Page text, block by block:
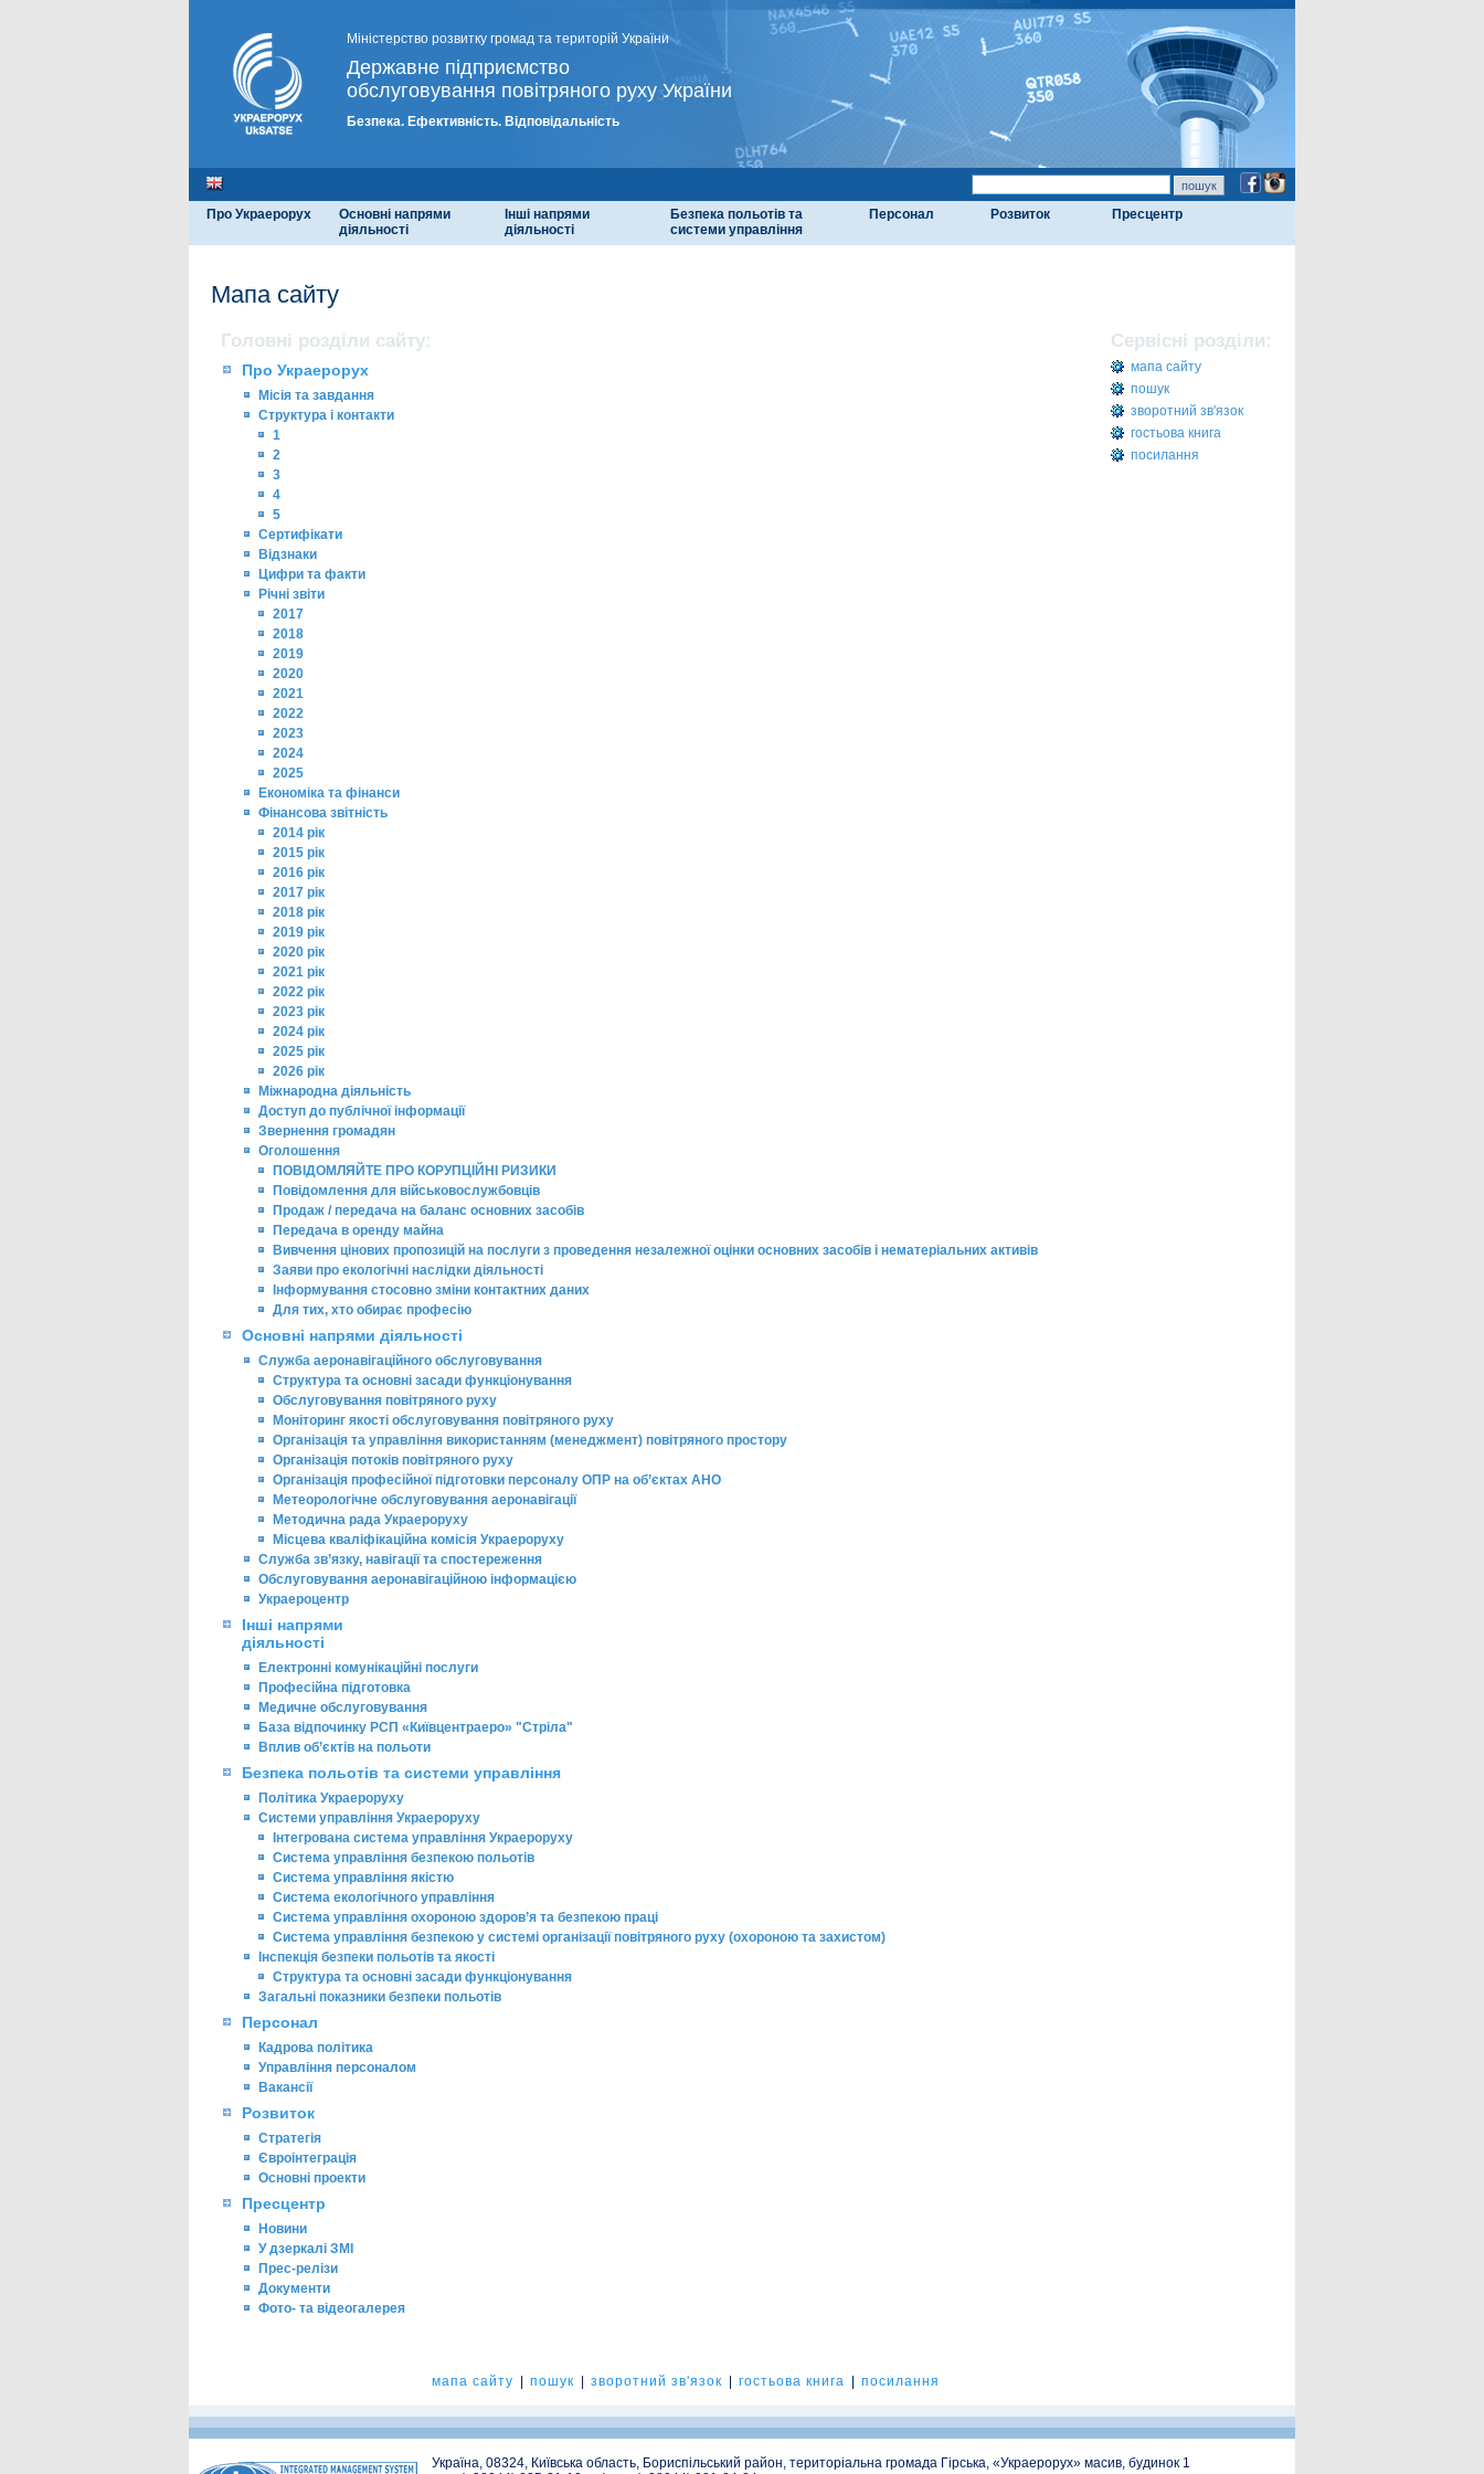
Міністерство розвитку громад та територій України
Державне підприємство
обслуговування повітряного руху України
Безпека. Ефективність. Відповідальність
Про Украерорух
Основні напрями
діяльності
Інші напрями
діяльності
Безпека польотів та
системи управління
Персонал Розвиток Пресцентр
Мапа сайту
Головні розділи сайту:
Про Украерорух
Місія та завдання
Структура і контакти
1
2
3
4
5
Сертифікати
Відзнаки
Цифри та факти
Річні звіти
2017
2018
2019
2020
2021
2022
2023
2024
2025
Економіка та фінанси
Фінансова звітність
2014 рік
2015 рік
2016 рік
2017 рік
2018 рік
2019 рік
2020 рік
2021 рік
2022 рік
2023 рік
2024 рік
2025 рік
2026 рік
Міжнародна діяльність
Доступ до публічної інформації
Звернення громадян
Оголошення
ПОВІДОМЛЯЙТЕ ПРО КОРУПЦІЙНІ РИЗИКИ
Повідомлення для військовослужбовців
Продаж / передача на баланс основних засобів
Передача в оренду майна
Вивчення цінових пропозицій на послуги з проведення незалежної оцінки основних засобів і нематеріальних активів
Заяви про екологічні наслідки діяльності
Інформування стосовно зміни контактних даних
Для тих, хто обирає професію
Основні напрями діяльності
Служба аеронавігаційного обслуговування
Структура та основні засади функціонування
Обслуговування повітряного руху
Моніторинг якості обслуговування повітряного руху
Організація та управління використанням (менеджмент) повітряного простору
Організація потоків повітряного руху
Організація професійної підготовки персоналу ОПР на об’єктах АНО
Метеорологічне обслуговування аеронавігації
Методична рада Украероруху
Місцева кваліфікаційна комісія Украероруху
Служба зв’язку, навігації та спостереження
Обслуговування аеронавігаційною інформацією
Украероцентр
Інші напрями
діяльності
Електронні комунікаційні послуги
Професійна підготовка
Медичне обслуговування
База відпочинку РСП «Київцентраеро» "Стріла"
Вплив об’єктів на польоти
Безпека польотів та системи управління
Політика Украероруху
Системи управління Украероруху
Інтегрована система управління Украероруху
Система управління безпекою польотів
Система управління якістю
Система екологічного управління
Система управління охороною здоров’я та безпекою праці
Система управління безпекою у системі організації повітряного руху (охороною та захистом)
Інспекція безпеки польотів та якості
Структура та основні засади функціонування
Загальні показники безпеки польотів
Персонал
Кадрова політика
Управління персоналом
Вакансії
Розвиток
Стратегія
Євроінтеграція
Основні проекти
Пресцентр
Новини
У дзеркалі ЗМІ
Прес-релізи
Документи
Фото- та відеогалерея
Сервісні розділи:
мапа сайту
пошук
зворотний зв'язок
гостьова книга
посилання
мапа сайту пошук зворотний зв'язок гостьова книга посилання
Україна, 08324, Київська область, Бориспільський район, територіальна громада Гірська, «Украерорух» масив, будинок 1